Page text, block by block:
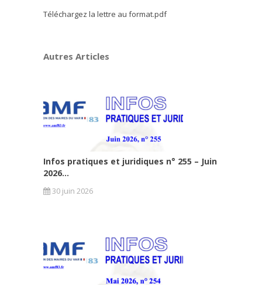
Téléchargez la lettre au format.pdf
Autres Articles
Infos pratiques et juridiques n° 255 – Juin
2026...
30 juin 2026